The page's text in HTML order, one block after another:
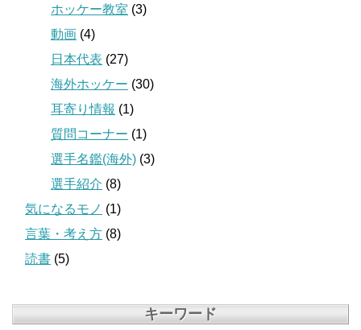
ホッケー教室 (3)
動画 (4)
日本代表 (27)
海外ホッケー (30)
耳寄り情報 (1)
質問コーナー (1)
選手名鑑(海外) (3)
選手紹介 (8)
気になるモノ (1)
言葉・考え方 (8)
読書 (5)
キーワード